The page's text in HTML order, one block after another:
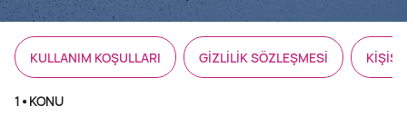
KULLANIM KOŞULLARI GİZLİLİK SÖZLEŞMESİ
1 ⦁ KONU